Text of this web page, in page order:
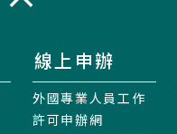
線上申辦
外國專業人員工作
許可申辦網